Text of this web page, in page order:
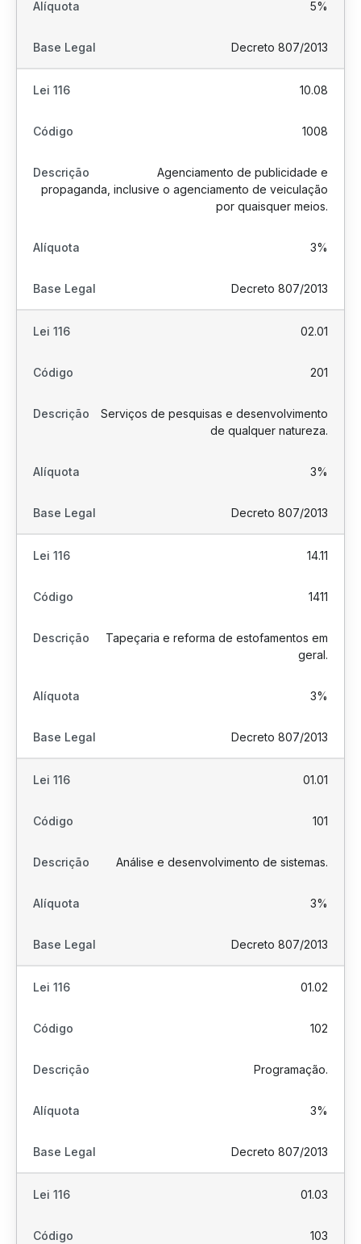
5%
Decreto 807/2013
10.08
1008
Agenciamento de publicidade e
propaganda, inclusive o agenciamento de veiculação
por quaisquer meios.
3%
Decreto 807/2013
02.01
201
Serviços de pesquisas e desenvolvimento
de qualquer natureza.
3%
Decreto 807/2013
14.11
1411
Tapeçaria e reforma de estofamentos em
geral.
3%
Decreto 807/2013
01.01
101
Análise e desenvolvimento de sistemas.
3%
Decreto 807/2013
01.02
102
Programação.
3%
Decreto 807/2013
01.03
103